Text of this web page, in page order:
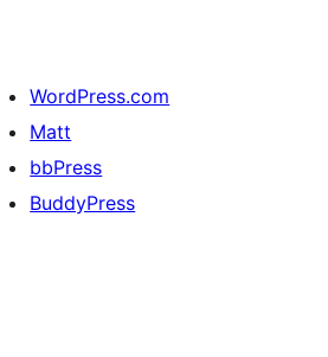
WordPress.com
Matt
bbPress
BuddyPress